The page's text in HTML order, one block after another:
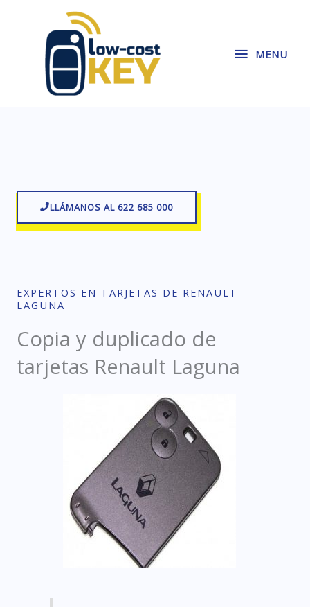
contenido
MENU
LLÁMANOS AL 622 685 000
EXPERTOS EN TARJETAS DE RENAULT
LAGUNA
Copia y duplicado de
tarjetas Renault Laguna